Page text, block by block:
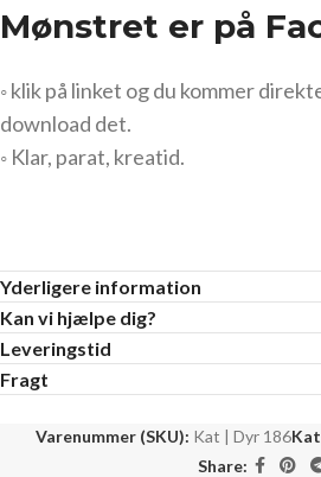
Mønstret er på
◦ klik på linket og du kommer
download det.
◦ Klar, parat, kreatid.
Yderligere information
Kan vi hjælpe dig?
Leveringstid
Fragt
Varenummer (SKU): Kat | Dyr 186
Share: